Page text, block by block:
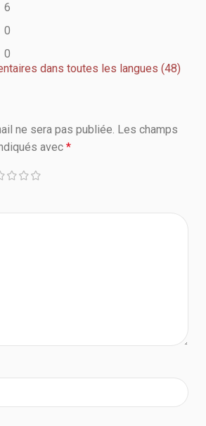
6
0
0
dans toutes les langues (48)
ne sera pas publiée. Les champs
avec *